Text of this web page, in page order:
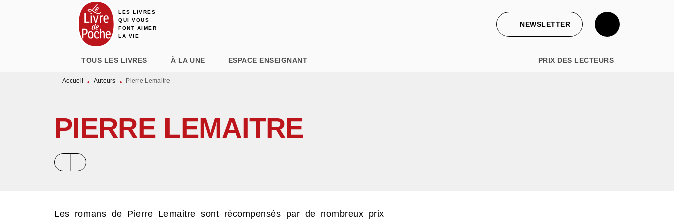
MENU RECHERCHE
LES LIVRES
QUI VOUS
FONT AIMER
LA VIE
NEWSLETTER
TOUS LES LIVRES À LA UNE ESPACE ENSEIGNANT PRIX DES LECTEURS
Accueil • Auteurs • Pierre Lemaitre
PIERRE LEMAITRE
Les romans de Pierre Lemaitre sont récompensés par de nombreux prix